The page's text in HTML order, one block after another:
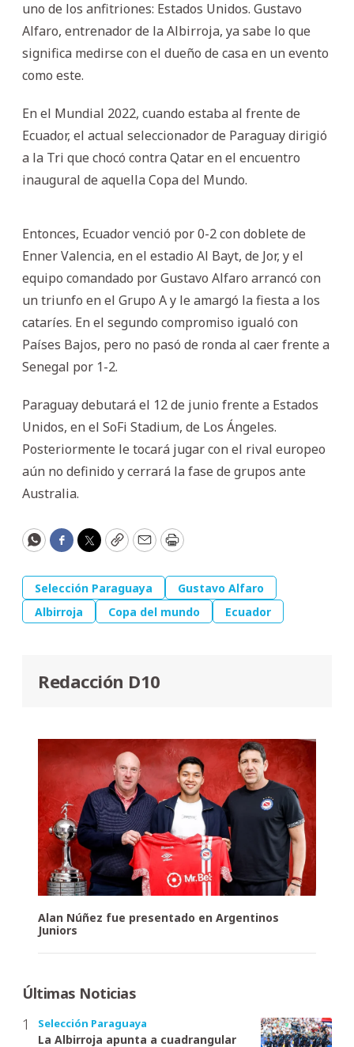
uno de los anfitriones: Estados Unidos. Gustavo
Alfaro, entrenador de la Albirroja, ya sabe lo que
significa medirse con el dueño de casa en un evento
como este.
En el Mundial 2022, cuando estaba al frente de
Ecuador, el actual seleccionador de Paraguay dirigió
a la Tri que chocó contra Qatar en el encuentro
inaugural de aquella Copa del Mundo.
Entonces, Ecuador venció por 0-2 con doblete de
Enner Valencia, en el estadio Al Bayt, de Jor, y el
equipo comandado por Gustavo Alfaro arrancó con
un triunfo en el Grupo A y le amargó la fiesta a los
cataríes. En el segundo compromiso igualó con
Países Bajos, pero no pasó de ronda al caer frente a
Senegal por 1-2.
Paraguay debutará el 12 de junio frente a Estados
Unidos, en el SoFi Stadium, de Los Ángeles.
Posteriormente le tocará jugar con el rival europeo
aún no definido y cerrará la fase de grupos ante
Australia.
WhatsApp
Facebook
Twitter
CopyEmailPrint
Selección Paraguaya
Gustavo Alfaro
Albirroja
Copa del mundo Ecuador
Redacción D10
Alan Núñez fue presentado en Argentinos
Juniors
Últimas Noticias
Selección Paraguaya
La Albirroja apunta a cuadrangular